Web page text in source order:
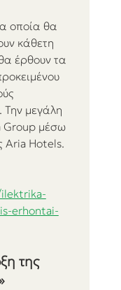
οποία θα
κάθετη
έρθουν τα
Την μεγάλη
Group μέσω
Aria Hotels.
erhontai-
της